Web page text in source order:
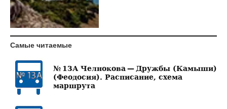
Самые читаемые
№ 13А Челнокова — Дружбы (Камыши)
(Феодосия). Расписание, схема
маршрута